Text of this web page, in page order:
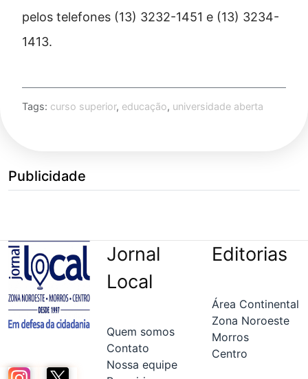
pelos telefones (13) 3232-1451 e (13) 3234-
1413.
Tags: curso superior, educação, universidade aberta
Publicidade
Jornal
Local
Quem somos
Contato
Nossa equipe
Editorias
Área Continental
Zona Noroeste
Morros
Centro